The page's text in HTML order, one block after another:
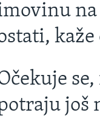
na
još